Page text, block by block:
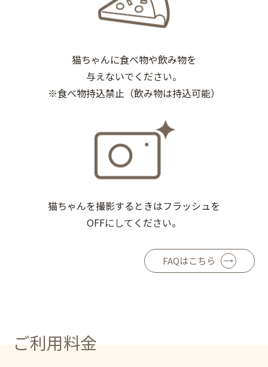
猫ちゃんに食べ物や飲み物を
与えないでください。
※食べ物持込禁止（飲み物は持込可能）
猫ちゃんを撮影するときはフラッシュを
OFFにしてください。
FAQはこちら
ご利用料金